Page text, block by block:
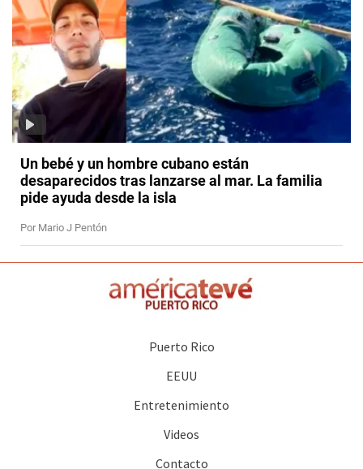
Un bebé y un hombre cubano están
desaparecidos tras lanzarse al mar. La familia
pide ayuda desde la isla
Por Mario J Pentón
Puerto Rico
EEUU
Entretenimiento
Videos
Contacto